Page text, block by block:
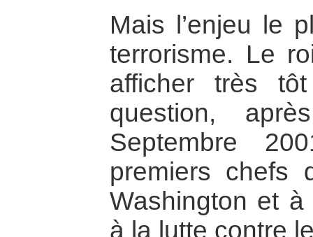
Mais l’enjeu le
terrorisme. Le
afficher très
question,
Septembre
premiers chefs
Washington et
à la lutte contre